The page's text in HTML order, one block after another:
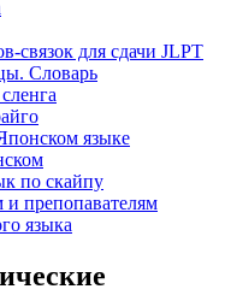
связок для сдачи JLPT
Словарь
языке
по скайпу
препопавателям
языка